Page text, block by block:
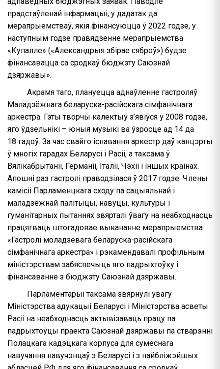
прадстаўленай інфармацыі, у дадатак да
мерапрыемстваў, якія фінансуюцца ў 2022 годзе, у
наступным годзе правядзенне мерапрыемства
«Купалле» («Александрыя збірае сяброў») будзе
фінансавацца са сродкаў бюджэту Саюзнай
дзяржавы».
Акрамя таго, плануецца аднаўленне гастроляў
Маладзёжнага беларуска-расійскага сімфанічнага
аркестра. Гэты творчы калектыў з’явіўся ў 2008 годзе,
яго ўдзельнікі – юныя музыкі ва ўзросце ад 14 да
18 гадоў. За час свайго існавання аркестр даў канцэрты
ў многіх гарадах Беларусі і Расіі, а таксама ў
Вялікабрытаніі, Германіі, Італіі, Чэхіі і іншых краінах.
Апошні раз гастролі праводзілася ў 2017 годзе. Члены
камісіі Парламенцкага сходу па сацыяльнай і
маладзёжнай палітыцы, навуцы, культуры і
гуманітарных пытаннях звярталі ўвагу на неабходнасць
працягваць штогадовае выкананне мерапрыемства
«Гастролі моладзевага беларуска-расійскага
сімфанічнага аркестра» і рэкамендавалі профільным
міністэрствам забяспечыць яго падрыхтоўку і
фінансаванне з бюджэту Саюзнай дзяржавы.
Парламентарыі таксама звярнулі ўвагу
Міністэрства адукацыі Беларусі і Міністэрства асветы
Расіі на неабходнасць актывізаваць працу па
падрыхтоўцы праекта Саюзнай дзяржавы па стварэнні
Полацкага кадэцкага корпуса для сумеснага
навучання навучэнцаў з Беларусі і з найбліжэйшых